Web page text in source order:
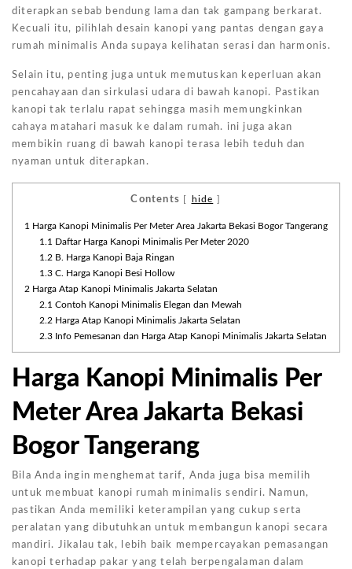
diterapkan sebab bendung lama dan tak gampang berkarat.
Kecuali itu, pilihlah desain kanopi yang pantas dengan gaya
rumah minimalis Anda supaya kelihatan serasi dan harmonis.
Selain itu, penting juga untuk memutuskan keperluan akan
pencahayaan dan sirkulasi udara di bawah kanopi. Pastikan
kanopi tak terlalu rapat sehingga masih memungkinkan
cahaya matahari masuk ke dalam rumah. ini juga akan
membikin ruang di bawah kanopi terasa lebih teduh dan
nyaman untuk diterapkan.
Contents hide
1
Harga Kanopi Minimalis Per Meter Area Jakarta Bekasi Bogor Tangerang
1.1
Daftar Harga Kanopi Minimalis Per Meter 2020
1.2 B. Harga Kanopi Baja Ringan
1.3C. Harga Kanopi Besi Hollow
2 Harga Atap Kanopi Minimalis Jakarta Selatan
2.1 Contoh Kanopi Minimalis Elegan dan Mewah
2.2 Harga Atap Kanopi Minimalis Jakarta Selatan
2.3Info Pemesanan dan Harga Atap Kanopi Minimalis Jakarta Selatan
Harga Kanopi Minimalis Per
Meter Area Jakarta Bekasi
Bogor Tangerang
Bila Anda ingin menghemat tarif, Anda juga bisa memilih
untuk membuat kanopi rumah minimalis sendiri. Namun,
pastikan Anda memiliki keterampilan yang cukup serta
peralatan yang dibutuhkan untuk membangun kanopi secara
mandiri. Jikalau tak, lebih baik mempercayakan pemasangan
kanopi terhadap pakar yang telah berpengalaman dalam